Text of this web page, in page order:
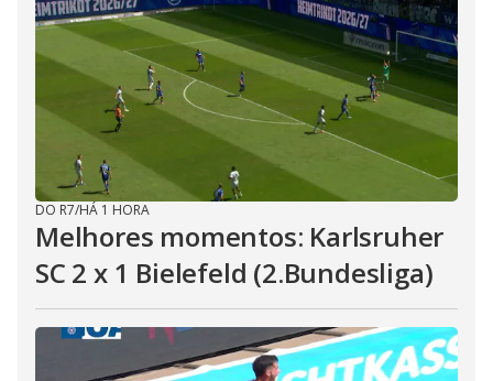
DO R7/HÁ 1 HORA
Melhores momentos: Karlsruher
SC 2 x 1 Bielefeld (2.Bundesliga)